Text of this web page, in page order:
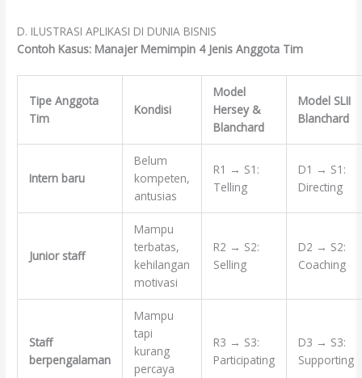
D. ILUSTRASI APLIKASI DI DUNIA BISNIS
Contoh Kasus: Manajer Memimpin 4 Jenis Anggota Tim
Tipe Anggota
Tim
Kondisi
Model
Hersey &
Blanchard
Model SLII
Blanchard
Intern baru
Belum
kompeten,
antusias
R1 → S1:
Telling
D1 → S1:
Directing
Junior staff
Mampu
terbatas,
kehilangan
motivasi
R2 → S2:
Selling
D2 → S2:
Coaching
Staff
berpengalaman
Mampu
tapi
kurang
percaya
R3 → S3:
Participating
D3 → S3:
Supporting